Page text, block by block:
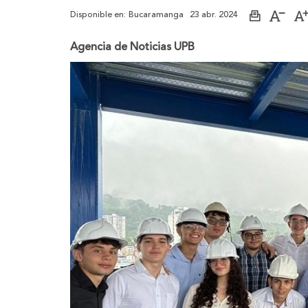
Disponible en: Bucaramanga 23 abr. 2024
Imprimir
letra
Agencia de Noticias UPB